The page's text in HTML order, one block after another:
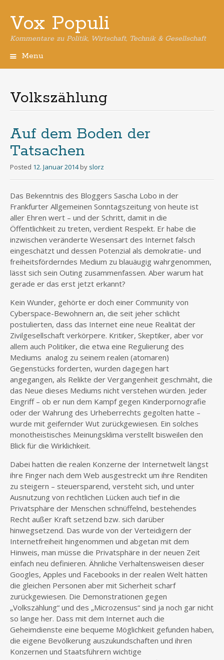
Vox Populi
Kommentare zu Politik, Wirtschaft, Technik & Gesellschaft
Menu
Volkszählung
Auf dem Boden der
Tatsachen
Posted 12. Januar 2014 by slorz
Das Bekenntnis des Bloggers Sascha Lobo in der
Frankfurter Allgemeinen Sonntagszeitung von heute ist
aller Ehren wert – und der Schritt, damit in die
Öffentlichkeit zu treten, verdient Respekt. Er habe die
inzwischen veränderte Wesensart des Internet falsch
eingeschätzt und dessen Potenzial als demokratie- und
freiheitsförderndes Medium zu blauäugig wahrgenommen,
lässt sich sein Outing zusammenfassen. Aber warum hat
gerade er das erst jetzt erkannt?
Kein Wunder, gehörte er doch einer Community von
Cyberspace-Bewohnern an, die seit jeher schlicht
postulierten, dass das Internet eine neue Realität der
Zivilgesellschaft verkörpere. Kritiker, Skeptiker, aber vor
allem auch Politiker, die etwa eine Regulierung des
Mediums analog zu seinem realen (atomaren)
Gegenstücks forderten, wurden dagegen hart
angegangen, als Relikte der Vergangenheit geschmäht, die
das Neue dieses Mediums nicht verstehen würden. Jeder
Eingriff – ob er nun dem Kampf gegen Kinderpornografie
oder der Wahrung des Urheberrechts gegolten hatte –
wurde mit geifernder Wut zurückgewiesen. Ein solches
monotheistisches Meinungsklima verstellt bisweilen den
Blick für die Wirklichkeit.
Dabei hatten die realen Konzerne der Internetwelt längst
ihre Finger nach dem Web ausgestreckt um ihre Renditen
zu steigern – steuersparend, versteht sich, und unter
Ausnutzung von rechtlichen Lücken auch tief in die
Privatsphäre der Menschen schnüffelnd, bestehendes
Recht außer Kraft setzend bzw. sich darüber
hinwegsetzend. Das wurde von der Verteidigern der
Internetfreiheit hingenommen und abgetan mit dem
Hinweis, man müsse die Privatsphäre in der neuen Zeit
einfach neu definieren. Ähnliche Verhaltensweisen dieser
Googles, Apples und Facebooks in der realen Welt hätten
die gleichen Personen aber mit Sicherheit scharf
zurückgewiesen. Die Demonstrationen gegen
„Volkszählung“ und des „Microzensus“ sind ja noch gar nicht
so lange her. Dass mit dem Internet auch die
Geheimdienste eine bequeme Möglichkeit gefunden haben,
die eigene Bevölkerung auszukundschaften und ihren
Konzernen und Staatsführern wichtige